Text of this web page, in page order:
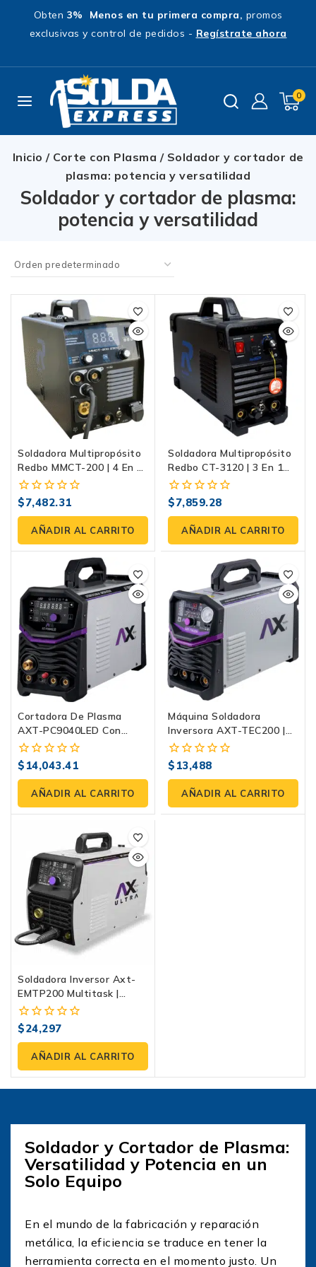
Obten 3% Menos en tu primera compra, promos
exclusivas y control de pedidos - Regístrate ahora
0
Inicio / Corte con Plasma / Soldador y cortador de
plasma: potencia y versatilidad
Soldador y cortador de plasma:
potencia y versatilidad
Soldadora Multipropósito
Redbo MMCT-200 | 4 En 1
MIG/MMA/TIG/Corte
Plasma, 230V Inverter
0
fuera
5
$7,482.31
AÑADIR AL CARRITO
Soldadora Multipropósito
Redbo CT-3120 | 3 En 1
(TIG/MMA/Plasma) 220V
Inverter IGBT
0
fuera
5
$7,859.28
AÑADIR AL CARRITO
Cortadora De Plasma
AXT-PC9040LED Con
Compresor Integrado Y
MMA
0
fuera
5
$ 14,043.41
AÑADIR AL CARRITO
Máquina Soldadora
Inversora AXT-TEC200 |
Electrodo, Tig HF Y
Plasma 200 Amp
0
fuera
5
$ 13,488
AÑADIR AL CARRITO
Soldadora Inversor Axt-
EMTP200 Multitask |
MIG/MMA/TIG HF Y Plasma
200 Amp
0
fuera
5
$24,297
AÑADIR AL CARRITO
Soldador y Cortador de Plasma:
Versatilidad y Potencia en un
Solo Equipo
En el mundo de la fabricación y reparación
metálica, la eficiencia se traduce en tener la
herramienta correcta en el momento justo. Un